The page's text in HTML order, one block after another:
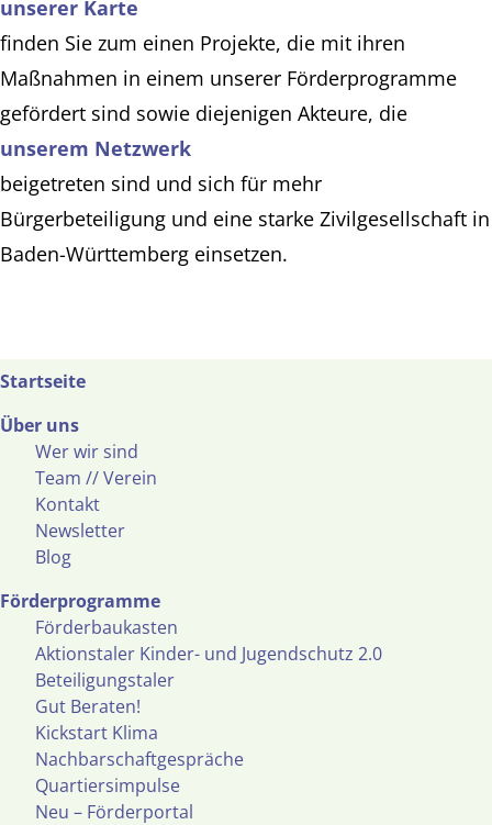
unserer Karte
finden Sie zum einen Projekte, die mit ihren
Maßnahmen in einem unserer Förderprogramme
gefördert sind sowie diejenigen Akteure, die
unserem Netzwerk
beigetreten sind und sich für mehr
Bürgerbeteiligung und eine starke Zivilgesellschaft in
Baden-Württemberg einsetzen.
Startseite
Über uns
Wer wir sind
Team // Verein
Kontakt
Newsletter
Blog
Förderprogramme
Förderbaukasten
Aktionstaler Kinder- und Jugendschutz 2.0
Beteiligungstaler
Gut Beraten!
Kickstart Klima
Nachbarschaftgespräche
Quartiersimpulse
Neu – Förderportal